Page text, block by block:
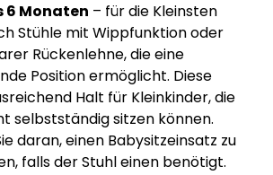
6 Monaten – für die Kleinsten
Stühle mit Wippfunktion oder
Rückenlehne, die eine
Position ermöglicht. Diese
Halt für Kleinkinder, die
selbstständig sitzen können.
daran, einen Babysitzeinsatz zu
falls der Stuhl einen benötigt.